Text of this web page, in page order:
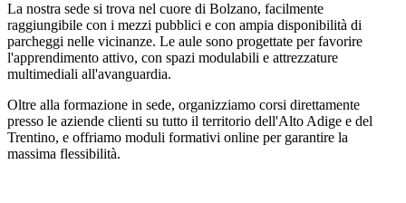
La nostra sede si trova nel cuore di Bolzano, facilmente
raggiungibile con i mezzi pubblici e con ampia disponibilità di
parcheggi nelle vicinanze. Le aule sono progettate per favorire
l'apprendimento attivo, con spazi modulabili e attrezzature
multimediali all'avanguardia.
Oltre alla formazione in sede, organizziamo corsi direttamente
presso le aziende clienti su tutto il territorio dell'Alto Adige e del
Trentino, e offriamo moduli formativi online per garantire la
massima flessibilità.